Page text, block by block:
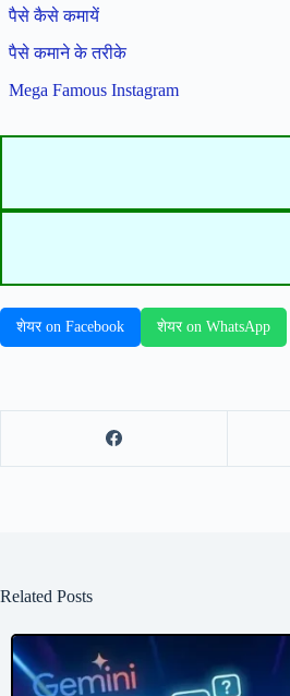
पैसे कैसे कमायें
पैसे कमाने के तरीके
Mega Famous Instagram
शेयर on Facebook शेयर on WhatsApp
Related Posts